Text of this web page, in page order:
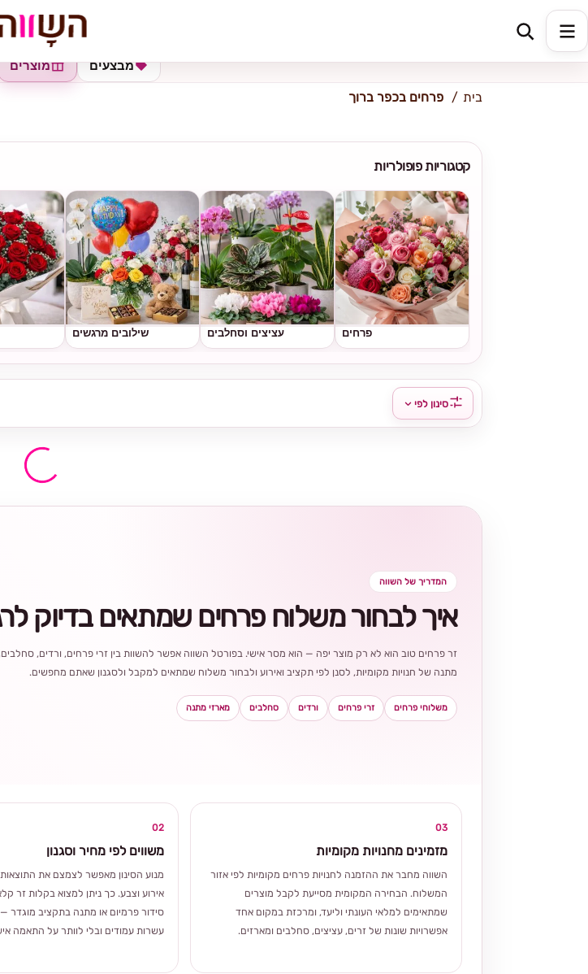
כתובת למשלוח
מוצרים מבצעים
בית פרחים בכפר ברוך
קטגוריות פופולריות
פרחים עציצים וסחלבים שילובים מרגשים
סינון לפי
המדריך של השווה
איך לבחור משלוח פרחים שמתאים בדיוק
זר פרחים טוב הוא לא רק מוצר יפה — הוא מסר אישי. בפורטל השווה אפשר להשוות בין זרי פרחים, ורדים, סחלבים,
מתנה של חנויות מקומיות, לסנן לפי תקציב ואירוע ולבחור משלוח שמתאים למקבל ולסגנון שאתם מחפשים.
משלוחי פרחים זרי פרחים ורדים סחלבים מארזי מתנה
02
משווים לפי מחיר וסגנון
מנוע הסינון מאפשר לצמצם את התוצאות
אירוע וצבע. כך ניתן למצוא בקלות זר
סידור פרמיום או מתנה בתקציב מוגדר —
עשרות עמודים ובלי לוותר על התאמה
03
מזמינים מחנויות מקומיות
השווה מחבר את ההזמנה לחנויות פרחים מקומיות לפי אזור
המשלוח. הבחירה המקומית מסייעת לקבל מוצרים
שמתאימים למלאי העונתי וליעד, ומרכזת במקום אחד
אפשרויות שונות של זרים, עציצים, סחלבים ומארזים.